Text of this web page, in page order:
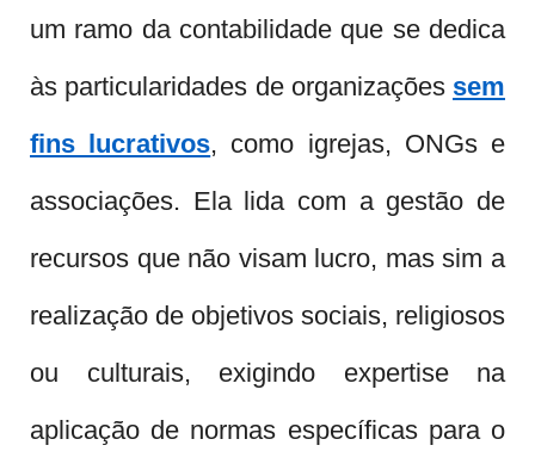
um ramo da contabilidade que se dedica
às particularidades de organizações sem
fins lucrativos, como igrejas, ONGs e
associações. Ela lida com a gestão de
recursos que não visam lucro, mas sim a
realização de objetivos sociais, religiosos
ou culturais, exigindo expertise na
aplicação de normas específicas para o